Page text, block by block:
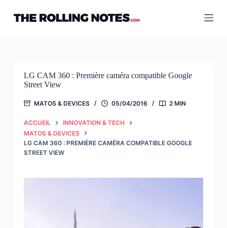
contenu
LG CAM 360 : Première caméra compatible Google
Street View
MATOS & DEVICES 05/04/2016 2 MIN
ACCUEIL
INNOVATION & TECH
MATOS & DEVICES
LG CAM 360 : PREMIÈRE CAMÉRA COMPATIBLE GOOGLE
STREET VIEW